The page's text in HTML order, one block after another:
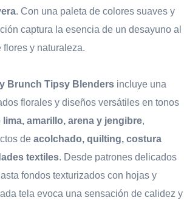
. Con una paleta de colores suaves y
captura la esencia de un desayuno al
y naturaleza.
Brunch Tipsy Blenders incluye una
florales y diseños versátiles en tonos
lima, amarillo, arena y jengibre,
de acolchado, quilting, costura
textiles. Desde patrones delicados
fondos texturizados con hojas y
tela evoca una sensación de calidez y